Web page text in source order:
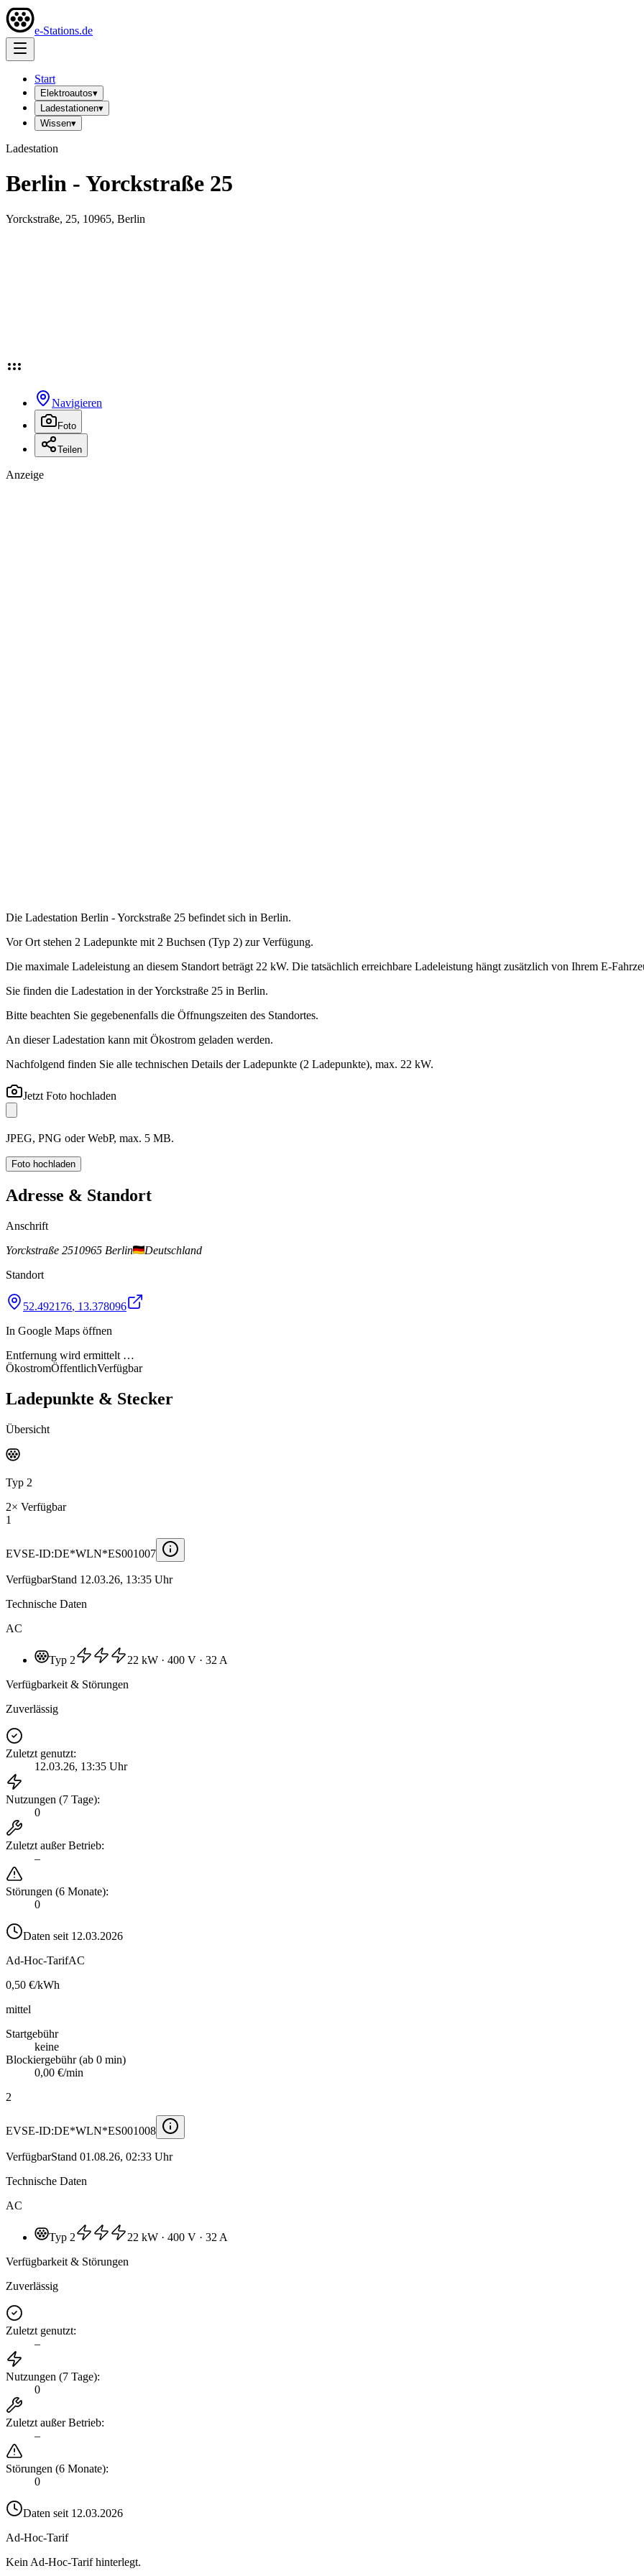
e-Stations.de
Start
Elektroautos▾
Ladestationen▾
Wissen▾
Ladestation
Berlin - Yorckstraße 25
Yorckstraße, 25, 10965, Berlin
Navigieren
Foto
Teilen
Anzeige
Die Ladestation Berlin - Yorckstraße 25 befindet sich in Berlin.
Vor Ort stehen 2 Ladepunkte mit 2 Buchsen (Typ 2) zur Verfügung.
Die maximale Ladeleistung an diesem Standort beträgt 22 kW. Die tatsächlich erreichbare Ladeleistung hängt zusätzlich von Ihrem E-
Sie finden die Ladestation in der Yorckstraße 25 in Berlin.
Bitte beachten Sie gegebenenfalls die Öffnungszeiten des Standortes.
An dieser Ladestation kann mit Ökostrom geladen werden.
Nachfolgend finden Sie alle technischen Details der Ladepunkte (2 Ladepunkte), max. 22 kW.
Jetzt Foto hochladen
JPEG, PNG oder WebP, max. 5 MB.
Foto hochladen
Adresse & Standort
Anschrift
Yorckstraße 2510965 Berlin
Deutschland
Standort
52.492176, 13.378096
In Google Maps öffnen
Entfernung wird ermittelt …
ÖkostromÖffentlichVerfügbar
Ladepunkte & Stecker
Übersicht
Typ 2
2× Verfügbar
1
EVSE-ID:DE*WLN*ES001007
VerfügbarStand 12.03.26, 13:35 Uhr
Technische Daten
AC
Typ 2 22 kW · 400 V · 32 A
Verfügbarkeit & Störungen
Zuverlässig
Zuletzt genutzt:
12.03.26, 13:35 Uhr
Nutzungen (7 Tage):
0
Zuletzt außer Betrieb:
–
Störungen (6 Monate):
0
Daten seit 12.03.2026
Ad-Hoc-TarifAC
0,50 €/kWh
mittel
Startgebühr
keine
Blockiergebühr (ab 0 min)
0,00 €/min
2
EVSE-ID:DE*WLN*ES001008
VerfügbarStand 01.08.26, 02:33 Uhr
Technische Daten
AC
Typ 2 22 kW · 400 V · 32 A
Verfügbarkeit & Störungen
Zuverlässig
Zuletzt genutzt:
–
Nutzungen (7 Tage):
0
Zuletzt außer Betrieb:
–
Störungen (6 Monate):
0
Daten seit 12.03.2026
Ad-Hoc-Tarif
Kein Ad-Hoc-Tarif hinterlegt.